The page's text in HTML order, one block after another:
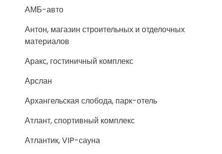
АМБ-авто
Антон, магазин строительных и отделочных
материалов
Аракс, гостиничный комплекс
Арслан
Архангельская слобода, парк-отель
Атлант, спортивный комплекс
Атлантик, VIP-сауна